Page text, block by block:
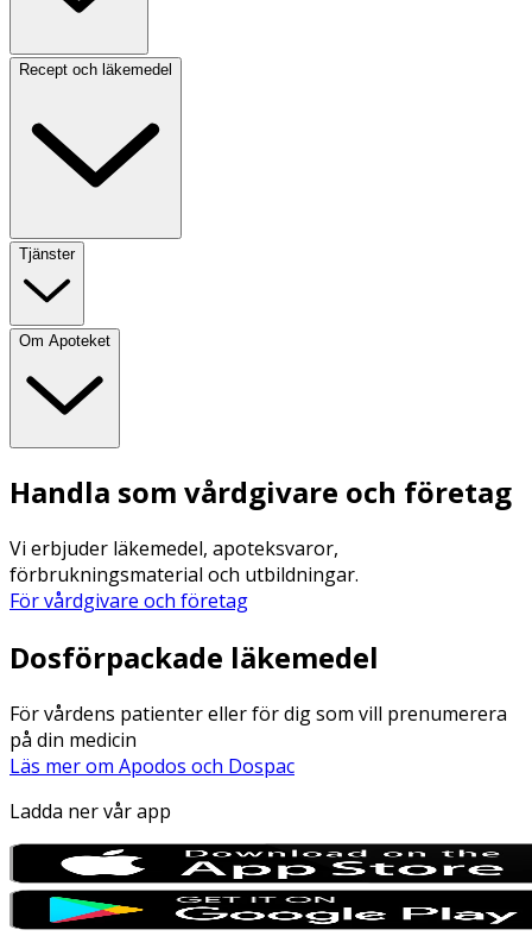
Recept och läkemedel
Tjänster
Om Apoteket
Handla som vårdgivare och företag
Vi erbjuder läkemedel, apoteksvaror,
förbrukningsmaterial och utbildningar.
För vårdgivare och företag
Dosförpackade läkemedel
För vårdens patienter eller för dig som vill prenumerera
på din medicin
Läs mer om Apodos och Dospac
Ladda ner vår app